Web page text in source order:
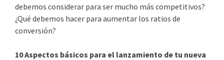
debemos considerar para ser mucho más competitivos?
¿Qué debemos hacer para aumentar los ratios de
conversión?
10 Aspectos básicos para el lanzamiento de tu nueva